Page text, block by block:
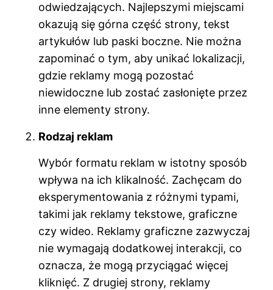
odwiedzających. Najlepszymi miejscami
okazują się górna część strony, tekst
artykułów lub paski boczne. Nie można
zapominać o tym, aby unikać lokalizacji,
gdzie reklamy mogą pozostać
niewidoczne lub zostać zasłonięte przez
inne elementy strony.
Rodzaj reklam
Wybór formatu reklam w istotny sposób
wpływa na ich klikalność. Zachęcam do
eksperymentowania z różnymi typami,
takimi jak reklamy tekstowe, graficzne
czy wideo. Reklamy graficzne zazwyczaj
nie wymagają dodatkowej interakcji, co
oznacza, że mogą przyciągać więcej
kliknięć. Z drugiej strony, reklamy